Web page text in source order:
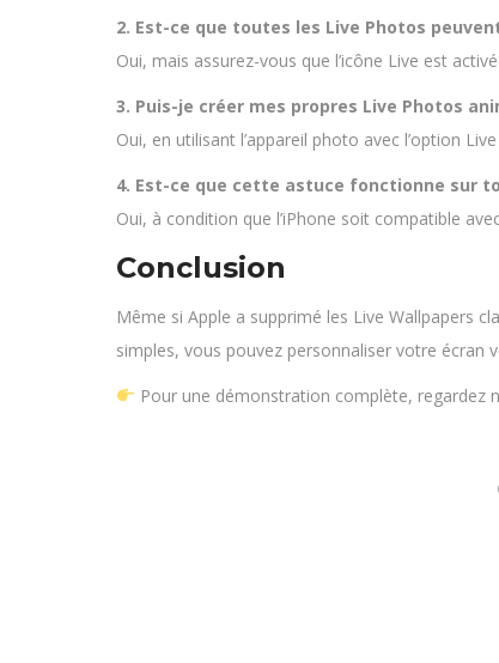
2. Est-ce que toutes les Live Photos
Oui, mais assurez-vous que l’icône Live est
3. Puis-je créer mes propres Live Photos
Oui, en utilisant l’appareil photo avec l’option
4. Est-ce que cette astuce fonctionne sur
Oui, à condition que l’iPhone soit compatible
Conclusion
Même si Apple a supprimé les Live Wallpapers
simples, vous pouvez personnaliser votre écran
Pour une démonstration complète, regardez